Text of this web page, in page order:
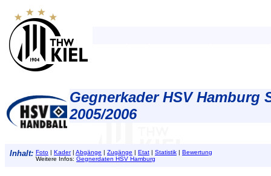
Gegnerkader HSV Hamburg
2005/2006
Inhalt: Foto | Kader| Abgänge | Zugänge | Etat | Statistik | Bewertung
Weitere Infos: Gegnerdaten HSV Hamburg